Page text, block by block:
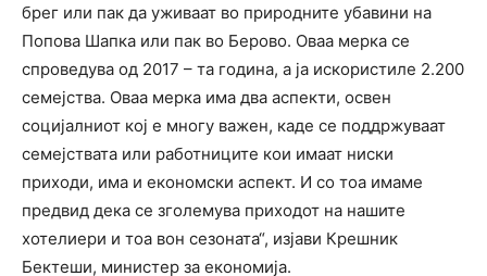
брег или пак да уживаат во природните убавини на
Попова Шапка или пак во Берово. Оваа мерка се
спроведува од 2017 – та година, а ја искористиле 2.200
семејства. Оваа мерка има два аспекти, освен
социјалниот кој е многу важен, каде се поддржуваат
семејствата или работниците кои имаат ниски
приходи, има и економски аспект. И со тоа имаме
предвид дека се зголемува приходот на нашите
хотелиери и тоа вон сезоната“, изјави Крешник
Бектеши, министер за економија.